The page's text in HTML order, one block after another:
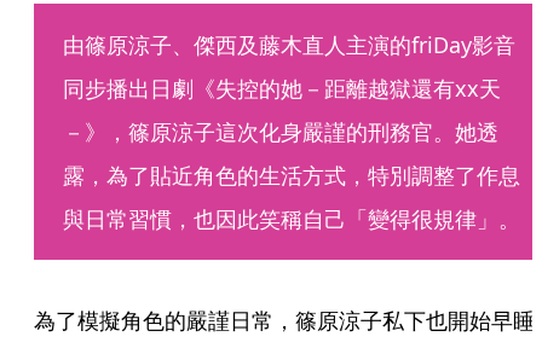
由篠原涼子、傑西及藤木直人主演的friDay影音
同步播出日劇《失控的她－距離越獄還有xx天
－》，篠原涼子這次化身嚴謹的刑務官。她透
露，為了貼近角色的生活方式，特別調整了作息
與日常習慣，也因此笑稱自己「變得很規律」。
為了模擬角色的嚴謹日常，篠原涼子私下也開始早睡